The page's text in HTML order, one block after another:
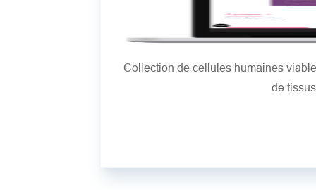
Collection de cellules humaines
de